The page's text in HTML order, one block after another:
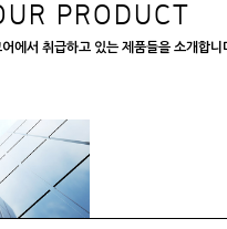
PRODUCT
에서 취급하고 있는 제품들을 소개합니